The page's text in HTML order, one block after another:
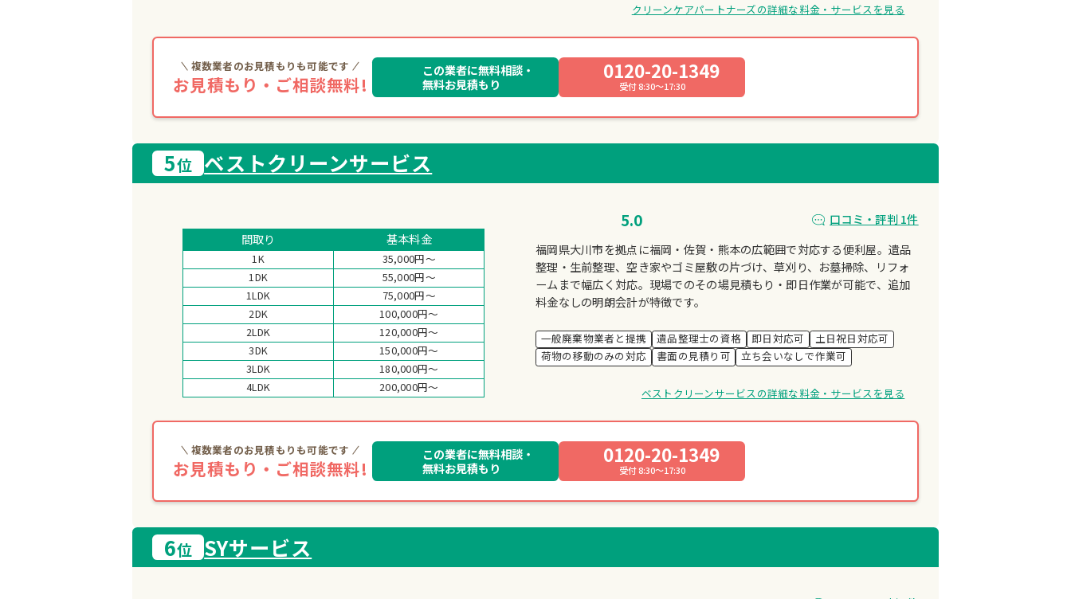
クリーンケアパートナーズの詳細な料金・サービスを見る
複数業者のお見積もりも可能です
お見積もり・ご相談無料!
0120-20-1349
受付 8:30～17:30
この業者に無料相談・
無料お見積もり
5位 ベストクリーンサービス
間取り 基本料金
1K
35,000円～
1DK
55,000円～
1LDK
75,000円～
2DK
100,000円～
2LDK
120,000円～
3DK
150,000円～
3LDK
180,000円～
4LDK
200,000円～
5.0
口コミ・評判 1件
福岡県大川市を拠点に福岡・佐賀・熊本の広範囲で対応する便利屋。遺品
整理・生前整理、空き家やゴミ屋敷の片づけ、草刈り、お墓掃除、リフォ
ームまで幅広く対応。現場でのその場見積もり・即日作業が可能で、追加
料金なしの明朗会計が特徴です。
一般廃棄物業者と提携 遺品整理士の資格 即日対応可
土日祝日対応可
荷物の移動のみの対応
書面の見積り可 立ち会いなしで作業可
ベストクリーンサービスの詳細な料金・サービスを見る
複数業者のお見積もりも可能です
お見積もり・ご相談無料!
0120-20-1349
受付 8:30～17:30
この業者に無料相談・
無料お見積もり
6位 SYサービス